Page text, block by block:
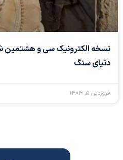
نسخه الکترونیک سی و هشتمین
دنیای سنگ
فروردین ۵, ۱۴۰۴